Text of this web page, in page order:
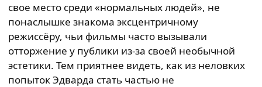
свое место среди «нормальных людей», не
понаслышке знакома эксцентричному
режиссёру, чьи фильмы часто вызывали
отторжение у публики из-за своей необычной
эстетики. Тем приятнее видеть, как из неловких
попыток Эдварда стать частью не